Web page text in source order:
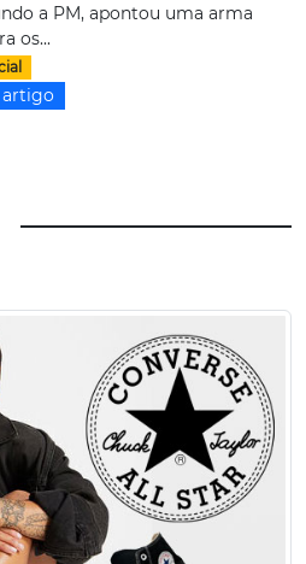
a PM, apontou uma arma
os...
artigo